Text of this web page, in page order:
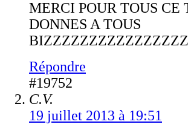
MERCI POUR TOUS CE
DONNES A TOUS
Répondre
#19752
C.V.
19 juillet 2013 à 19:51